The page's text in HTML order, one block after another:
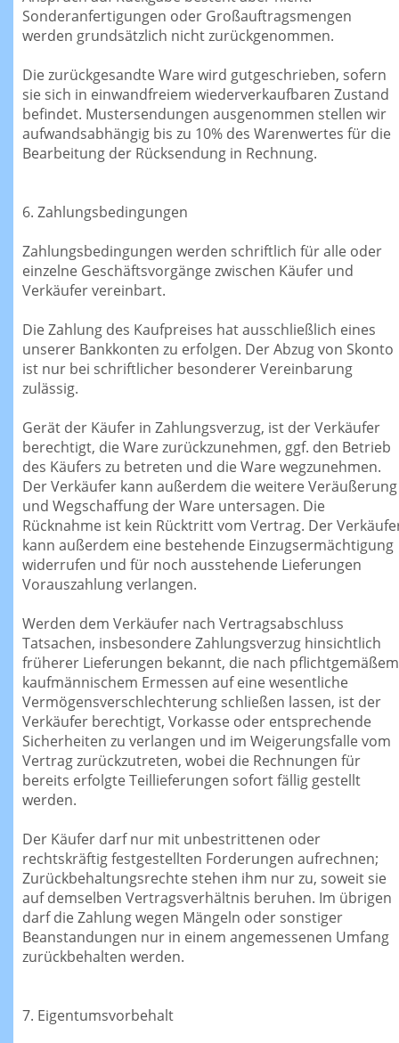
Sonderanfertigungen oder Großauftragsmengen
werden grundsätzlich nicht zurückgenommen.
Die zurückgesandte Ware wird gutgeschrieben, sofern
sie sich in einwandfreiem wiederverkaufbaren Zustand
befindet. Mustersendungen ausgenommen stellen wir
aufwandsabhängig bis zu 10% des Warenwertes für die
Bearbeitung der Rücksendung in Rechnung.
6. Zahlungsbedingungen
Zahlungsbedingungen werden schriftlich für alle oder
einzelne Geschäftsvorgänge zwischen Käufer und
Verkäufer vereinbart.
Die Zahlung des Kaufpreises hat ausschließlich eines
unserer Bankkonten zu erfolgen. Der Abzug von Skonto
ist nur bei schriftlicher besonderer Vereinbarung
zulässig.
Gerät der Käufer in Zahlungsverzug, ist der Verkäufer
berechtigt, die Ware zurückzunehmen, ggf. den Betrieb
des Käufers zu betreten und die Ware wegzunehmen.
Der Verkäufer kann außerdem die weitere Veräußerung
und Wegschaffung der Ware untersagen. Die
Rücknahme ist kein Rücktritt vom Vertrag. Der
kann außerdem eine bestehende Einzugsermächtigung
widerrufen und für noch ausstehende Lieferungen
Vorauszahlung verlangen.
Werden dem Verkäufer nach Vertragsabschluss
Tatsachen, insbesondere Zahlungsverzug hinsichtlich
früherer Lieferungen bekannt, die nach pflichtgemäßem
kaufmännischem Ermessen auf eine wesentliche
Vermögensverschlechterung schließen lassen, ist der
Verkäufer berechtigt, Vorkasse oder entsprechende
Sicherheiten zu verlangen und im Weigerungsfalle vom
Vertrag zurückzutreten, wobei die Rechnungen für
bereits erfolgte Teillieferungen sofort fällig gestellt
werden.
Der Käufer darf nur mit unbestrittenen oder
rechtskräftig festgestellten Forderungen aufrechnen;
Zurückbehaltungsrechte stehen ihm nur zu, soweit sie
auf demselben Vertragsverhältnis beruhen. Im übrigen
darf die Zahlung wegen Mängeln oder sonstiger
Beanstandungen nur in einem angemessenen Umfang
zurückbehalten werden.
7. Eigentumsvorbehalt